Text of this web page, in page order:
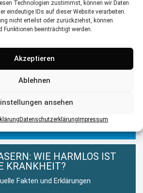
Technologien zustimmst, können wir Daten
eindeutige IDs auf dieser Website verarbeiten.
nicht erteilst oder zurückziehst, können
Funktionen beeinträchtigt werden.
Akzeptieren
Ablehnen
ansehen
DatenschutzerklärungImpressum
& ZÖLIAKIE:
GEFÄHRLICH
Tipps für Eltern
SCREENING
Vorteile und Ablauf des Tests
WIE HARMLOS IST
KRANKHEIT?
Fakten und Erklärungen